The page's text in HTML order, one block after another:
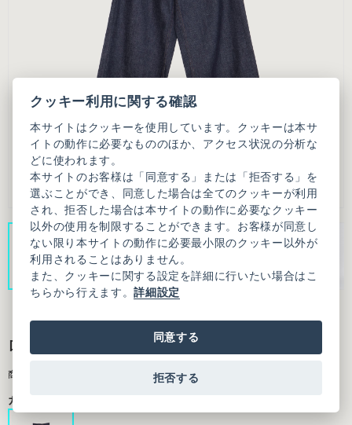
ローデニム ルーズ パンツ
商品番号：3101PT018261S17
カラー
クッキー利用に関する確認
本サイトはクッキーを使用しています。クッキーは本サ
イトの動作に必要なもののほか、アクセス状況の分析な
どに使われます。
本サイトのお客様は「同意する」または「拒否する」を
選ぶことができ、同意した場合は全てのクッキーが利用
され、拒否した場合は本サイトの動作に必要なクッキー
以外の使用を制限することができます。お客様が同意し
ない限り本サイトの動作に必要最小限のクッキー以外が
利用されることはありません。
また、クッキーに関する設定を詳細に行いたい場合はこ
ちらから行えます。詳細設定
同意する
拒否する